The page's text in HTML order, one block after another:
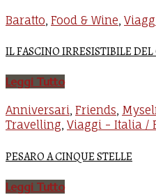
Baratto, Food & Wine,
IL FASCINO IRRESISTIBILE
Leggi Tutto
Anniversari, Friends,
Travelling, Viaggi - Italia /
PESARO A CINQUE STELLE
Leggi Tutto